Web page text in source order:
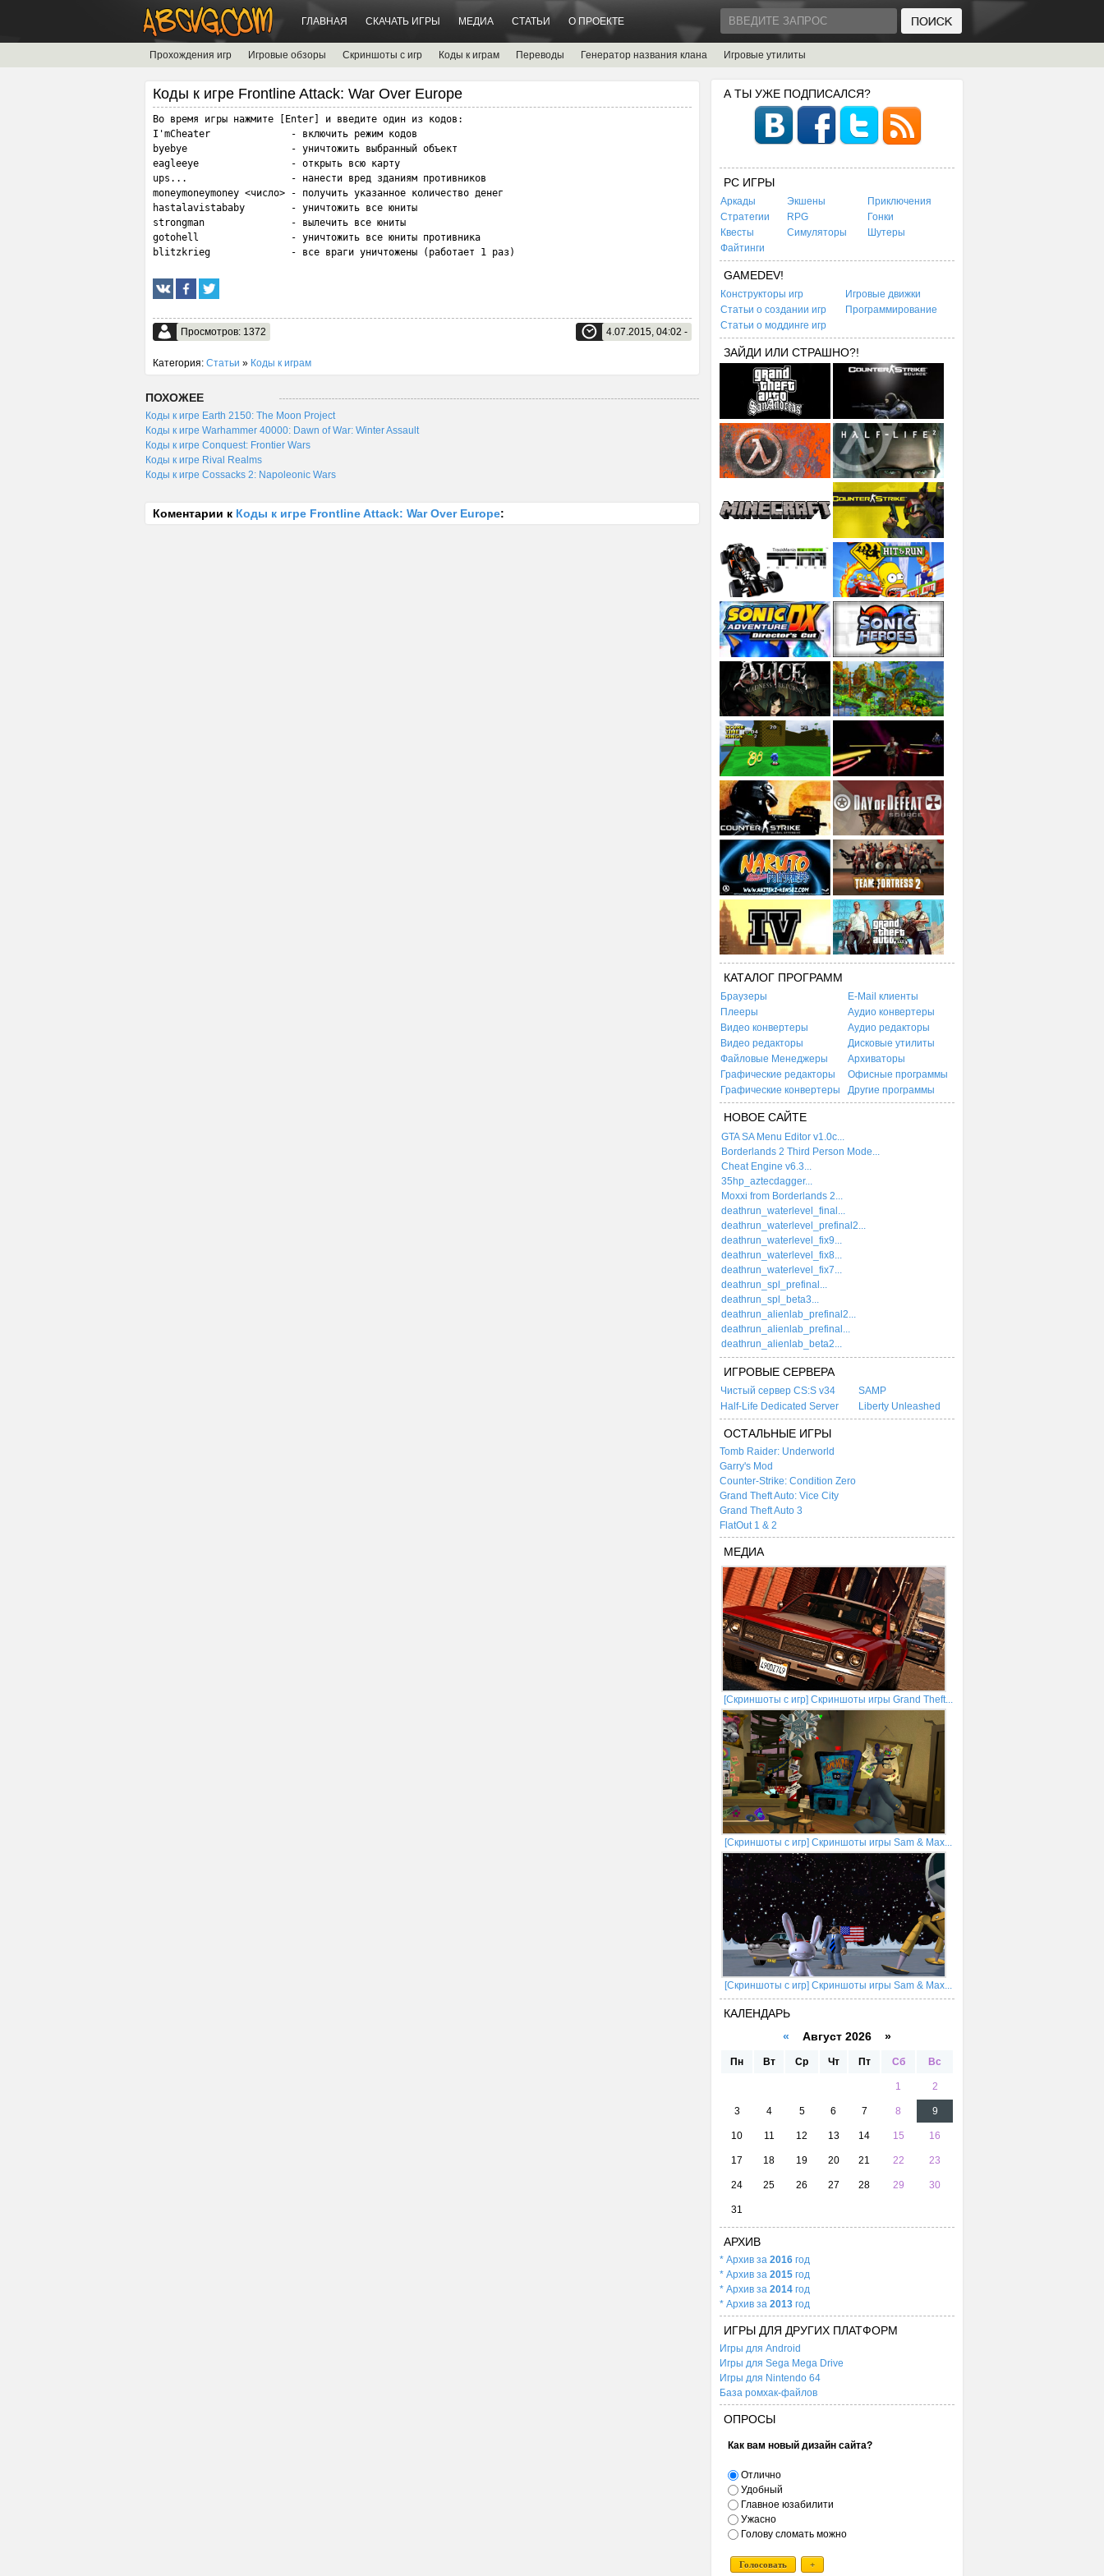
ГЛАВНАЯ СКАЧАТЬ ИГРЫ МЕДИА СТАТЬИ О ПРОЕКТЕ
Прохождения игр Игровые обзоры Скриншоты с игр Коды к играм Переводы Генератор названия клана Игровые утилиты
Коды к игре Frontline Attack: War Over Europe
Во время игры нажмите [Enter] и введите один из кодов:
I'mCheater              - включить режим кодов
byebye                  - уничтожить выбранный объект
eagleeye                - открыть всю карту
ups...                  - нанести вред зданиям противников
moneymoneymoney <число> - получить указанное количество денег
hastalavistababy        - уничтожить все юниты
strongman               - вылечить все юниты
gotohell                - уничтожить все юниты противника
blitzkrieg              - все враги уничтожены (работает 1 раз)
Просмотров: 1372 4.07.2015, 04:02 -
Категория: Статьи » Коды к играм
ПОХОЖЕЕ
Коды к игре Earth 2150: The Moon Project
Коды к игре Warhammer 40000: Dawn of War: Winter Assault
Коды к игре Conquest: Frontier Wars
Коды к игре Rival Realms
Коды к игре Cossacks 2: Napoleonic Wars
Коментарии к Коды к игре Frontline Attack: War Over Europe:
А ТЫ УЖЕ ПОДПИСАЛСЯ?
PC ИГРЫ
Аркады Экшены
Приключения
Стратегии
RPG
Гонки
Квесты
Симуляторы
Шутеры
Файтинги
GAMEDEV!
Конструкторы игр
Игровые движки
Статьи о создании игр
Программирование
Статьи о моддинге игр
ЗАЙДИ ИЛИ СТРАШНО?!
КАТАЛОГ ПРОГРАММ
Браузеры
E-Mail клиенты
Плееры
Аудио конвертеры
Видео конвертеры
Аудио редакторы
Видео редакторы
Дисковые утилиты
Файловые Менеджеры
Архиваторы
Графические редакторы
Офисные программы
Графические конвертеры
Другие программы
НОВОЕ САЙТЕ
GTA SA Menu Editor v1.0c...
Borderlands 2 Third Person Mode...
Cheat Engine v6.3...
35hp_aztecdagger...
Moxxi from Borderlands 2...
deathrun_waterlevel_final...
deathrun_waterlevel_prefinal2...
deathrun_waterlevel_fix9...
deathrun_waterlevel_fix8...
deathrun_waterlevel_fix7...
deathrun_spl_prefinal...
deathrun_spl_beta3...
deathrun_alienlab_prefinal2...
deathrun_alienlab_prefinal...
deathrun_alienlab_beta2...
ИГРОВЫЕ СЕРВЕРА
Чистый сервер CS:S v34
SAMP
Half-Life Dedicated Server
Liberty Unleashed
ОСТАЛЬНЫЕ ИГРЫ
Tomb Raider: Underworld
Garry's Mod
Counter-Strike: Condition Zero
Grand Theft Auto: Vice City
Grand Theft Auto 3
FlatOut 1 & 2
МЕДИА
[Скриншоты с игр] Скриншоты игры Grand Theft...
[Скриншоты с игр] Скриншоты игры Sam & Max...
[Скриншоты с игр] Скриншоты игры Sam & Max...
КАЛЕНДАРЬ
« Август 2026 »
Пн Вт Ср Чт Пт Сб Вс
1 2
3 4 5 6 7 8 9
10 11 12 13 14 15 16
17 18 19 20 21 22 23
24 25 26 27 28 29 30
31
АРХИВ
* Архив за 2016 год
* Архив за 2015 год
* Архив за 2014 год
* Архив за 2013 год
ИГРЫ ДЛЯ ДРУГИХ ПЛАТФОРМ
Игры для Android
Игры для Sega Mega Drive
Игры для Nintendo 64
База ромхак-файлов
ОПРОСЫ
Как вам новый дизайн сайта?
Отлично
Удобный
Главное юзабилити
Ужасно
Голову сломать можно
Голосовать +